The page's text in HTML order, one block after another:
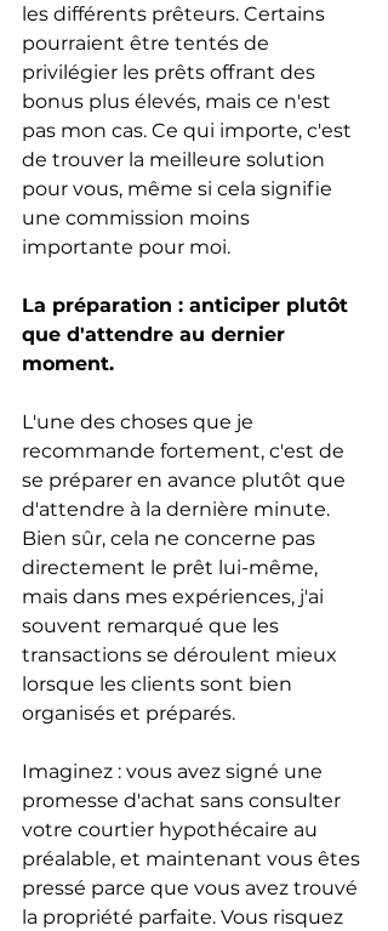
les différents prêteurs. Certains
pourraient être tentés de
privilégier les prêts offrant des
bonus plus élevés, mais ce n'est
pas mon cas. Ce qui importe, c'est
de trouver la meilleure solution
pour vous, même si cela signifie
une commission moins
importante pour moi.
La préparation : anticiper plutôt
que d'attendre au dernier
moment.
L'une des choses que je
recommande fortement, c'est de
se préparer en avance plutôt que
d'attendre à la dernière minute.
Bien sûr, cela ne concerne pas
directement le prêt lui-même,
mais dans mes expériences, j'ai
souvent remarqué que les
transactions se déroulent mieux
lorsque les clients sont bien
organisés et préparés.
Imaginez : vous avez signé une
promesse d'achat sans consulter
votre courtier hypothécaire au
préalable, et maintenant vous êtes
pressé parce que vous avez trouvé
la propriété parfaite. Vous risquez